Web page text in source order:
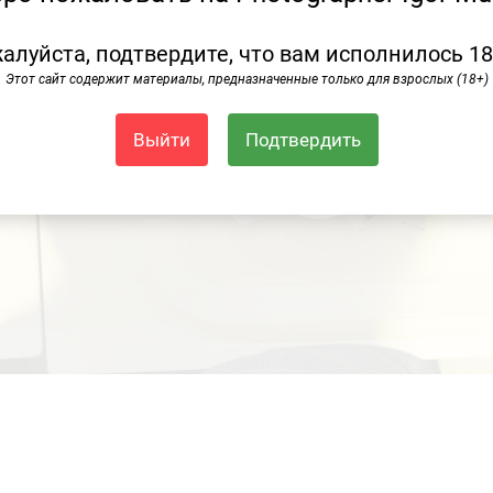
подтвердите, что вам исполнилось
Этот сайт содержит материалы, предназначенные только для взрослых (18+)
Выйти Подтвердить